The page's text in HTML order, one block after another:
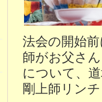
法会の開始
師がお父さ
について、
剛上師リン